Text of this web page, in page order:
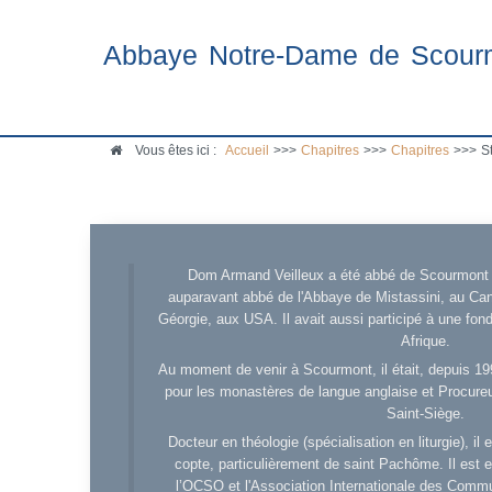
Abbaye Notre-Dame de
Vous êtes ici : Accueil >>> Chapitres >>> Chapitres >>>
Dom Armand Veilleux a été abbé de
auparavant abbé de l'Abbaye de Mistassini, au
Géorgie, aux USA. Il avait aussi participé à une
Afrique.
Au moment de venir à Scourmont, il était, depuis
pour les monastères de langue anglaise et
Saint-Siège.
Docteur en théologie (spécialisation en liturgie), il
copte, particulièrement de saint Pachôme. Il est
l’OCSO et l'Association Internationale des